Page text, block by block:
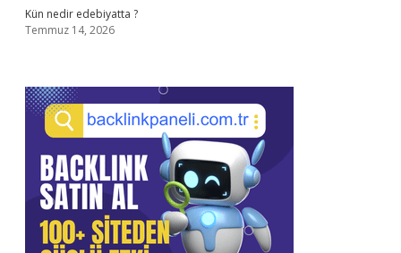
Kün nedir edebiyatta ?
Temmuz 14, 2026